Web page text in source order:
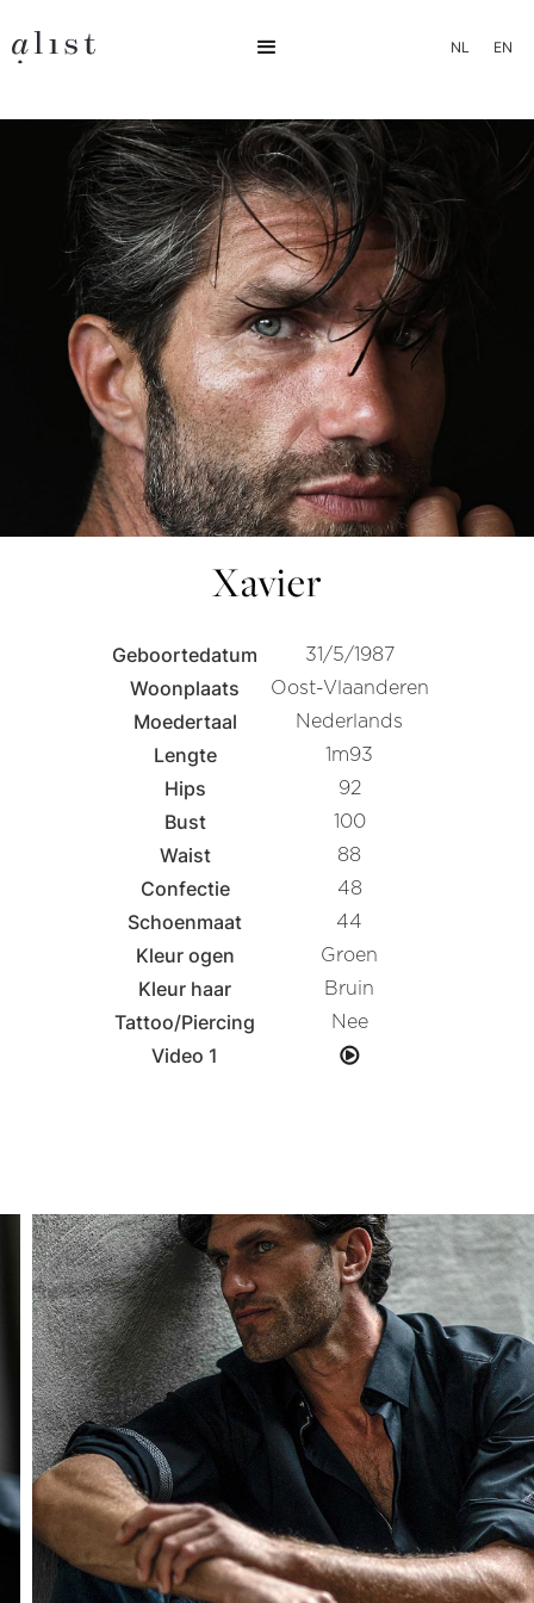
NL EN
Xavier
Geboortedatum 31/5/1987
Woonplaats Oost-Vlaanderen
Moedertaal Nederlands
Lengte 1m93
Hips 92
Bust 100
Waist 88
Confectie 48
Schoenmaat 44
Kleur ogen Groen
Kleur haar Bruin
Tattoo/Piercing Nee
Video 1 